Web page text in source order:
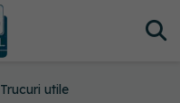
Trucuri utile